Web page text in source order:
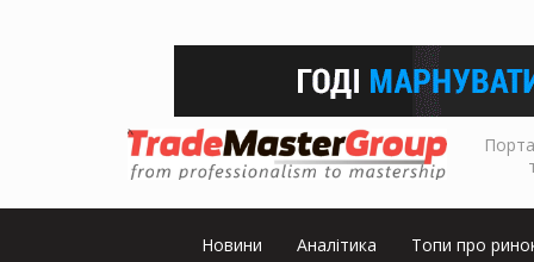
Новини Аналітика Топи про